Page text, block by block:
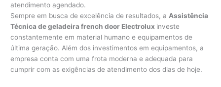
atendimento agendado.
Sempre em busca de excelência de resultados, a Assistência
Técnica de geladeira french door Electrolux investe
constantemente em material humano e equipamentos de
última geração. Além dos investimentos em equipamentos, a
empresa conta com uma frota moderna e adequada para
cumprir com as exigências de atendimento dos dias de hoje.